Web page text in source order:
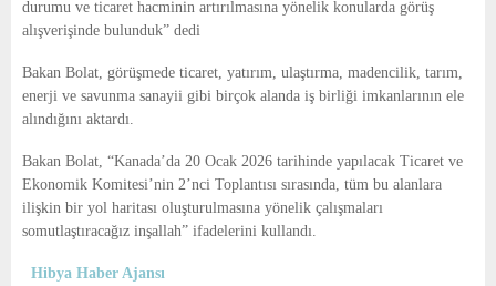
durumu ve ticaret hacminin artırılmasına yönelik konularda görüş
alışverişinde bulunduk” dedi
Bakan Bolat, görüşmede ticaret, yatırım, ulaştırma, madencilik, tarım,
enerji ve savunma sanayii gibi birçok alanda iş birliği imkanlarının ele
alındığını aktardı.
Bakan Bolat, “Kanada’da 20 Ocak 2026 tarihinde yapılacak Ticaret ve
Ekonomik Komitesi’nin 2’nci Toplantısı sırasında, tüm bu alanlara
ilişkin bir yol haritası oluşturulmasına yönelik çalışmaları
somutlaştıracağız inşallah” ifadelerini kullandı.
Hibya Haber Ajansı